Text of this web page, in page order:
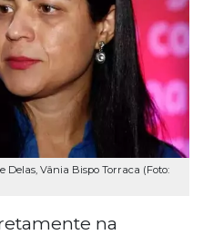
Delas, Vânia Bispo Torraca (Foto:
na